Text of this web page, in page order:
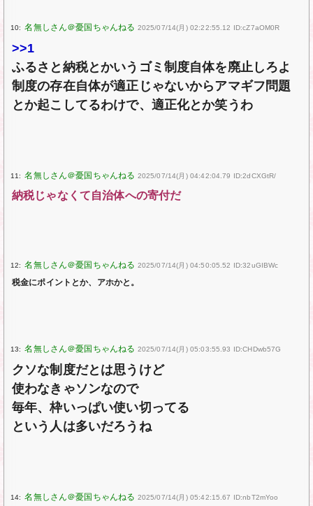
10: 2025/07/14(月) 02:22:55.12 ID:cZ7aOM0R
>>1
ふるさと納税とかいうゴミ制度自体を廃止しろよ
制度の存在自体が適正じゃないからアマギフ問題
とか起こしてるわけで、適正化とか笑うわ
11: 2025/07/14(月) 04:42:04.79 ID:2dCXGtR/
納税じゃなくて自治体への寄付だ
12: 2025/07/14(月) 04:50:05.52 ID:32uGIBWc
税金にポイントとか、アホかと。
13: 2025/07/14(月) 05:03:55.93 ID:CHDwb57G
クソな制度だとは思うけど
使わなきゃソンなので
毎年、枠いっぱい使い切ってる
という人は多いだろうね
14: 2025/07/14(月) 05:42:15.67 ID:nbT2mYoo